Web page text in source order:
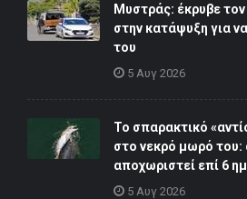
Μυστράς: έκρυβε
στην κατάψυξη για
του
5 Αυγ 2026
Το σπαρακτικό
στο νεκρό μωρό του:
αποχωριστεί επί 6
5 Αυγ 2026